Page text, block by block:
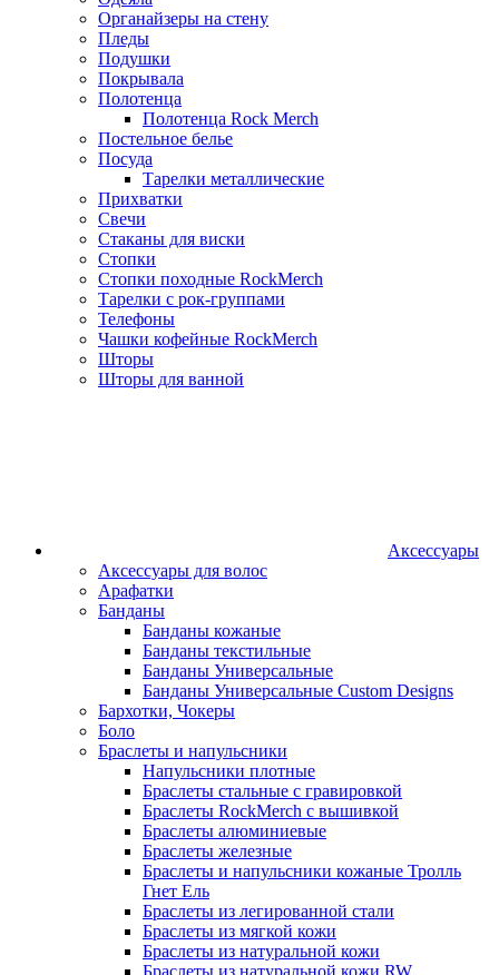
Органайзеры на стену
Пледы
Подушки
Покрывала
Полотенца
Полотенца Rock Merch
Постельное белье
Посуда
Тарелки металлические
Прихватки
Свечи
Стаканы для виски
Стопки
Стопки походные RockMerch
Тарелки с рок-группами
Телефоны
Чашки кофейные RockMerch
Шторы
Шторы для ванной
Аксессуары
Аксессуары для волос
Арафатки
Банданы
Банданы кожаные
Банданы текстильные
Банданы Универсальные
Банданы Универсальные Custom Designs
Бархотки, Чокеры
Боло
Браслеты и напульсники
Напульсники плотные
Браслеты стальные с гравировкой
Браслеты RockMerch с вышивкой
Браслеты алюминиевые
Браслеты железные
Браслеты и напульсники кожаные Тролль
Гнет Ель
Браслеты из легированной стали
Браслеты из мягкой кожи
Браслеты из натуральной кожи
Браслеты из натуральной кожи RW